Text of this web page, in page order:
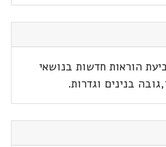
הוראות חדשות בנושאי
בנינים וגדרות.